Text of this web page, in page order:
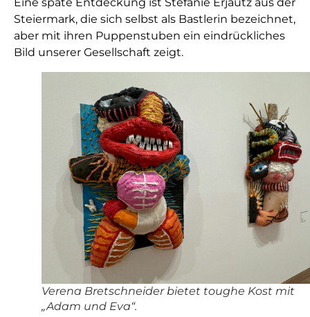
Steiermark, die sich selbst als Bastlerin bezeichnet,
aber mit ihren Puppenstuben ein eindrückliches
Bild unserer Gesellschaft zeigt.
Verena Bretschneider bietet toughe Kost mit
„Adam und Eva“.